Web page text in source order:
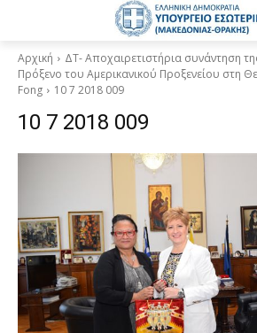
Αρχική
ΔΤ- Αποχαιρετιστήρια συνάντηση
Πρόξενο του Αμερικανικού Προξενείου στη
Fong
10 7 2018 009
10 7 2018 009